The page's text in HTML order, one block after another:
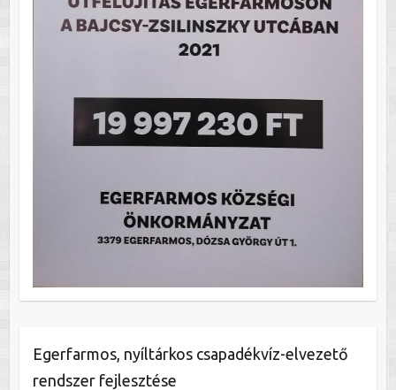
Egerfarmos, nyíltárkos csapadékvíz-elvezető
rendszer fejlesztése